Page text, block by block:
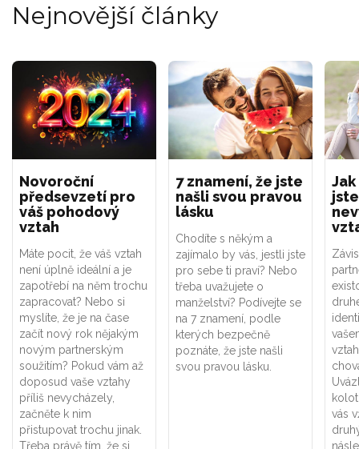
Nejnovější články
Novoroční
předsevzetí pro
váš pohodový
vztah
Máte pocit, že váš vztah
není úplně ideální a je
zapotřebí na něm trochu
zapracovat? Nebo si
myslíte, že je na čase
začít nový rok nějakým
novým partnerským
soužitím? Pokud vám až
doposud vaše vztahy
příliš nevycházely,
začněte k nim
přistupovat trochu jinak.
Třeba právě tím, že si
7 znamení, že jste
našli svou pravou
lásku
Chodíte s někým a
zajímalo by vás, jestli jste
pro sebe ti praví? Nebo
třeba uvažujete o
manželství? Podívejte se
na 7 znamení, podle
kterých bezpečně
poznáte, že jste našli
svou pravou lásku.
vás